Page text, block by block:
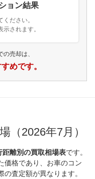
ョン結果
ださい。
されます。
売却は、
めです。
（2026年7月）
離別の買取相場表です。
価格であり、お車のコン
査定額が異なります。